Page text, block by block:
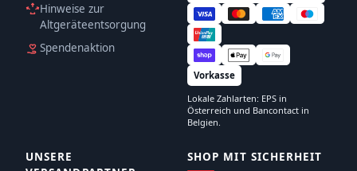
Hinweise zur
Altgeräteentsorgung
Spendenaktion
Vorkasse
Lokale Zahlarten: EPS in
Österreich und Bancontact in
Belgien.
UNSERE
SHOP MIT SICHERHEIT